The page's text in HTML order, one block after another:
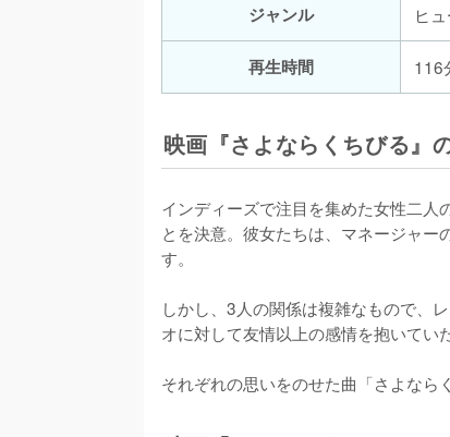
ジャンル ヒ
再生時間 116
映画『さよならくちびる』
インディーズで注目を集めた女性二人
とを決意。彼女たちは、マネージャ
す。
しかし、3人の関係は複雑なもので、
オに対して友情以上の感情を抱いてい
それぞれの思いをのせた曲「さよなら